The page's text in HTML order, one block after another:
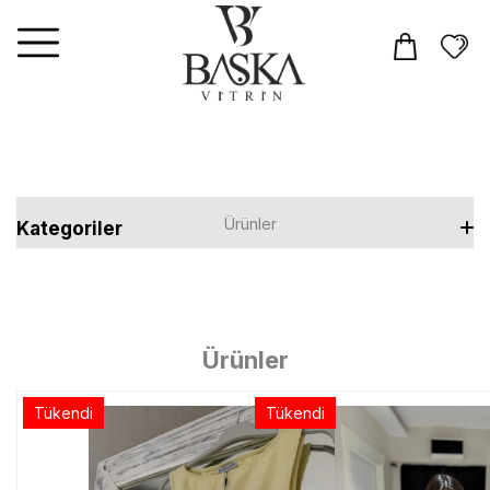
Ürünler
Kategoriler
Üst Giyim
Ürünler
Tükendi Tükendi